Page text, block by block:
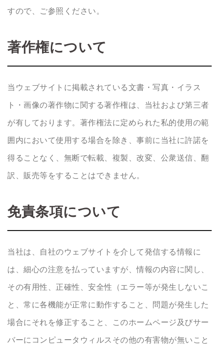
すので、ご参照ください。
著作権について
当ウェブサイトに掲載されている文書・写真・イラス
ト・画像の著作物に関する著作権は、当社および第三者
が有しております。著作権法に定められた私的使用の範
囲内において使用する場合を除き、事前に当社に許諾を
得ることなく、無断で転載、複製、改変、公衆送信、翻
訳、販売等をすることはできません。
免責条項について
当社は、自社のウェブサイトを介して発信する情報に
は、細心の注意を払っていますが、情報の内容に関し、
その有用性、正確性、安全性（エラー等が発生しないこ
と、常に各機能が正常に動作すること、問題が発生した
場合にそれを修正すること、このホームページ及びサー
バーにコンピュータウィルスその他の有害物が無いこと